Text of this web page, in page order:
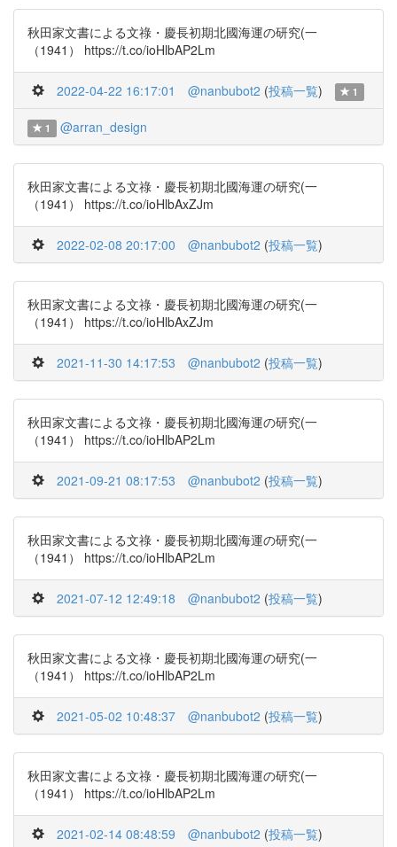
秋田家文書による文祿・慶長初期北國海運の研究(一
（1941） https://t.co/ioHlbAP2Lm
2022-04-22 16:17:01 @nanbubot2 (投稿一覧) 1
1 @arran_design
秋田家文書による文祿・慶長初期北國海運の研究(一
（1941） https://t.co/ioHlbAxZJm
2022-02-08 20:17:00 @nanbubot2 (投稿一覧)
秋田家文書による文祿・慶長初期北國海運の研究(一
（1941） https://t.co/ioHlbAxZJm
2021-11-30 14:17:53 @nanbubot2 (投稿一覧)
秋田家文書による文祿・慶長初期北國海運の研究(一
（1941） https://t.co/ioHlbAP2Lm
2021-09-21 08:17:53 @nanbubot2 (投稿一覧)
秋田家文書による文祿・慶長初期北國海運の研究(一
（1941） https://t.co/ioHlbAP2Lm
2021-07-12 12:49:18 @nanbubot2 (投稿一覧)
秋田家文書による文祿・慶長初期北國海運の研究(一
（1941） https://t.co/ioHlbAP2Lm
2021-05-02 10:48:37 @nanbubot2 (投稿一覧)
秋田家文書による文祿・慶長初期北國海運の研究(一
（1941） https://t.co/ioHlbAP2Lm
2021-02-14 08:48:59 @nanbubot2 (投稿一覧)